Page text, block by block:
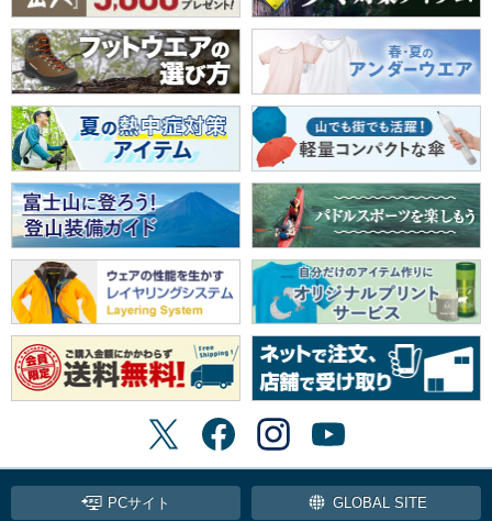
PCサイト GLOBAL SITE